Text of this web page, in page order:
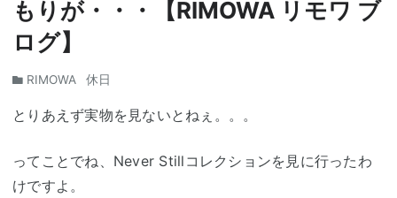
もりが・・・【RIMOWA リモワ ブ
ログ】
RIMOWA 休日
とりあえず実物を見ないとねぇ。。。
ってことでね、Never Stillコレクションを見に行ったわ
けですよ。